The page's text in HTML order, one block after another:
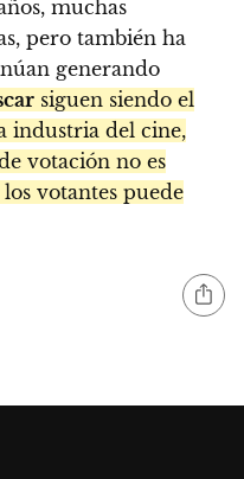
muchas
pero también ha
generando
siguen siendo el
industria del cine,
votación no es
votantes puede